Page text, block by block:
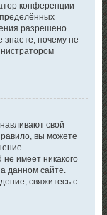
конференции
разрешено
знаете, почему не
свой
вы можете
имеет никакого
данном сайте.
свяжитесь с